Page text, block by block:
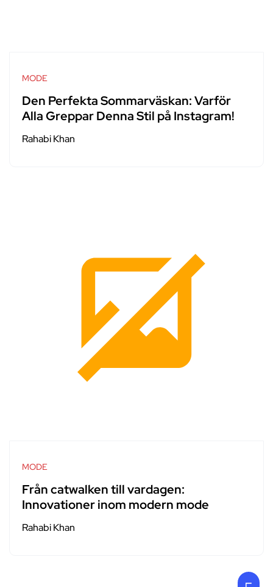
MODE
Den Perfekta Sommarväskan: Varför
Alla Greppar Denna Stil på Instagram!
Rahabi Khan
MODE
Från catwalken till vardagen:
Innovationer inom modern mode
Rahabi Khan